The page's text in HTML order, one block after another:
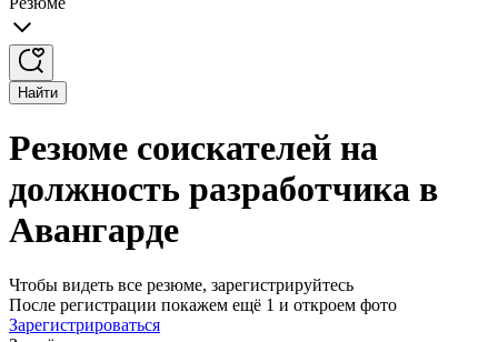
Найти
Резюме соискателей на
должность разработчика в
Авангарде
Чтобы видеть все резюме, зарегистрируйтесь
После регистрации покажем ещё 1 и откроем фото
Зарегистрироваться